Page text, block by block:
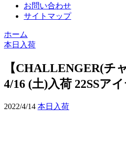
お問い合わせ
サイトマップ
ホーム
本日入荷
【CHALLENGER(チ
4/16 (土)入荷 22SSア
2022/4/14 本日入荷